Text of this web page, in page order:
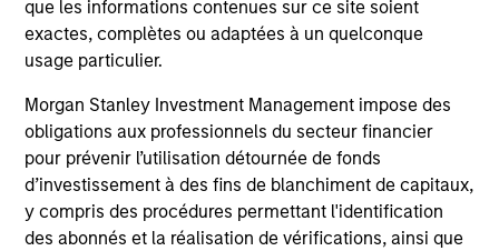
que les informations contenues sur ce site soient
exactes, complètes ou adaptées à un quelconque
usage particulier.
Morgan Stanley Investment Management impose des
obligations aux professionnels du secteur financier
pour prévenir l’utilisation détournée de fonds
d’investissement à des fins de blanchiment de capitaux,
y compris des procédures permettant l'identification
des abonnés et la réalisation de vérifications, ainsi que
companies that are primarily domiciled
outside of the U.S.
Global Franchise Equity Income Strategy
Invests in high quality global businesses,
characterized by hard-to-replicate
intangible assets, high returns on operating
capital employed and strong free cash flow